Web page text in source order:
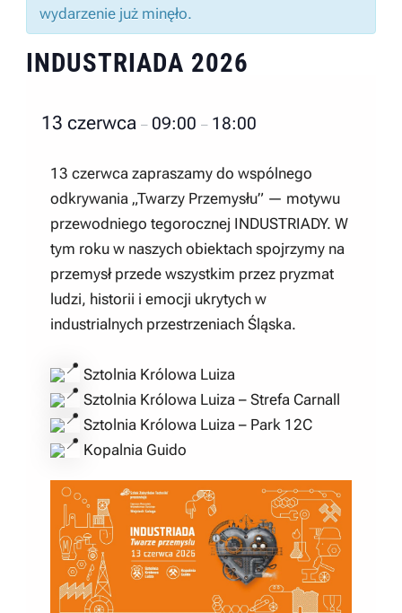
wydarzenie już minęło.
INDUSTRIADA 2026
13 czerwca– 09:00– 18:00
13 czerwca zapraszamy do wspólnego
odkrywania „Twarzy Przemysłu” — motywu
przewodniego tegorocznej INDUSTRIADY. W
tym roku w naszych obiektach spojrzymy na
przemysł przede wszystkim przez pryzmat
ludzi, historii i emocji ukrytych w
industrialnych przestrzeniach Śląska.
Sztolnia Królowa Luiza
Sztolnia Królowa Luiza – Strefa Carnall
Sztolnia Królowa Luiza – Park 12C
Kopalnia Guido